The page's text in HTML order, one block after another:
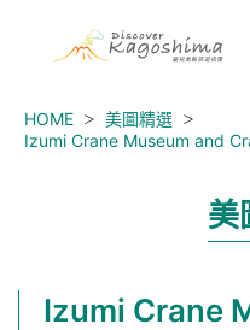
HOME
美圖精選
Izumi Crane Museum and
美
Izumi Crane